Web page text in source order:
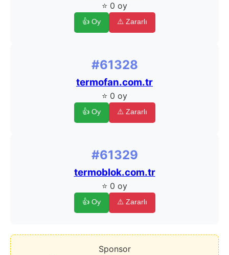
⭐ 0 oy
👍 Oy ⚠️ Zararlı
#61328
termofan.com.tr
⭐ 0 oy
👍 Oy ⚠️ Zararlı
#61329
termoblok.com.tr
⭐ 0 oy
👍 Oy ⚠️ Zararlı
Sponsor